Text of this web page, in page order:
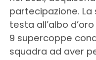
partecipazione. La
testa all’albo
9 supercoppe
squadra ad aver